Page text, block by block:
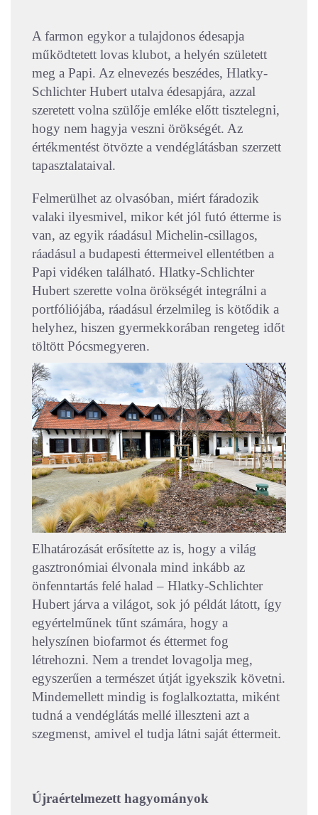
A farmon egykor a tulajdonos édesapja
működtetett lovas klubot, a helyén született
meg a Papi. Az elnevezés beszédes, Hlatky-
Schlichter Hubert utalva édesapjára, azzal
szeretett volna szülője emléke előtt tisztelegni,
hogy nem hagyja veszni örökségét. Az
értékmentést ötvözte a vendéglátásban szerzett
tapasztalataival.
Felmerülhet az olvasóban, miért fáradozik
valaki ilyesmivel, mikor két jól futó étterme is
van, az egyik ráadásul Michelin-csillagos,
ráadásul a budapesti éttermeivel ellentétben a
Papi vidéken található. Hlatky-Schlichter
Hubert szerette volna örökségét integrálni a
portfóliójába, ráadásul érzelmileg is kötődik a
helyhez, hiszen gyermekkorában rengeteg időt
töltött Pócsmegyeren.
Elhatározását erősítette az is, hogy a világ
gasztronómiai élvonala mind inkább az
önfenntartás felé halad – Hlatky-Schlichter
Hubert járva a világot, sok jó példát látott, így
egyértelműnek tűnt számára, hogy a
helyszínen biofarmot és éttermet fog
létrehozni. Nem a trendet lovagolja meg,
egyszerűen a természet útját igyekszik követni.
Mindemellett mindig is foglalkoztatta, miként
tudná a vendéglátás mellé illeszteni azt a
szegmenst, amivel el tudja látni saját éttermeit.
Újraértelmezett hagyományok